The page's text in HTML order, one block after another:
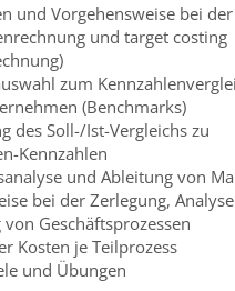
und Vorgehensweise bei der
und target costing
zum
(Benchmarks)
des Soll-/Ist-Vergleichs zu
Kennzahlen
und Ableitung von
bei der Zerlegung,
Geschäftsprozessen
Kosten je Teilprozess
und Übungen